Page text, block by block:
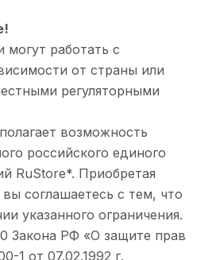
могут работать с
от страны или
регуляторными
возможность
российского единого
RuStore*. Приобретая
соглашаетесь с тем, что
указанного ограничения.
Закона РФ «О защите прав
1 от 07.02.1992 г.